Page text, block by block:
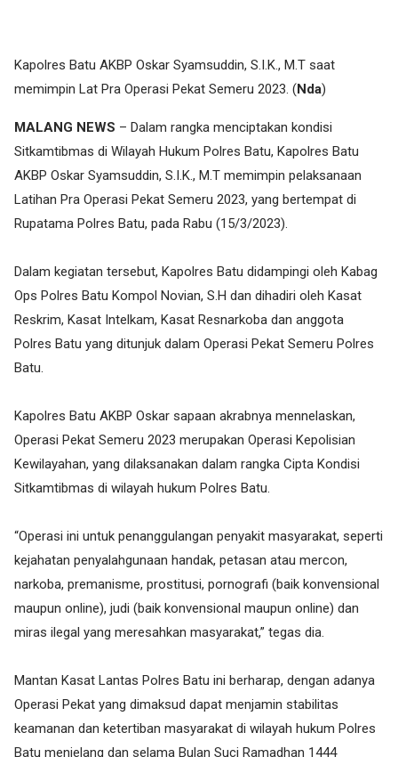
Kapolres Batu AKBP Oskar Syamsuddin, S.I.K., M.T saat
memimpin Lat Pra Operasi Pekat Semeru 2023. (Nda)
MALANG NEWS – Dalam rangka menciptakan kondisi
Sitkamtibmas di Wilayah Hukum Polres Batu, Kapolres Batu
AKBP Oskar Syamsuddin, S.I.K., M.T memimpin pelaksanaan
Latihan Pra Operasi Pekat Semeru 2023, yang bertempat di
Rupatama Polres Batu, pada Rabu (15/3/2023).
Dalam kegiatan tersebut, Kapolres Batu didampingi oleh Kabag
Ops Polres Batu Kompol Novian, S.H dan dihadiri oleh Kasat
Reskrim, Kasat Intelkam, Kasat Resnarkoba dan anggota
Polres Batu yang ditunjuk dalam Operasi Pekat Semeru Polres
Batu.
Kapolres Batu AKBP Oskar sapaan akrabnya mennelaskan,
Operasi Pekat Semeru 2023 merupakan Operasi Kepolisian
Kewilayahan, yang dilaksanakan dalam rangka Cipta Kondisi
Sitkamtibmas di wilayah hukum Polres Batu.
“Operasi ini untuk penanggulangan penyakit masyarakat, seperti
kejahatan penyalahgunaan handak, petasan atau mercon,
narkoba, premanisme, prostitusi, pornografi (baik konvensional
maupun online), judi (baik konvensional maupun online) dan
miras ilegal yang meresahkan masyarakat,” tegas dia.
Mantan Kasat Lantas Polres Batu ini berharap, dengan adanya
Operasi Pekat yang dimaksud dapat menjamin stabilitas
keamanan dan ketertiban masyarakat di wilayah hukum Polres
Batu menjelang dan selama Bulan Suci Ramadhan 1444